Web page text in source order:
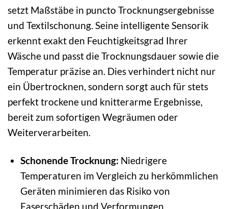
setzt Maßstäbe in puncto Trocknungsergebnisse
und Textilschonung. Seine intelligente Sensorik
erkennt exakt den Feuchtigkeitsgrad Ihrer
Wäsche und passt die Trocknungsdauer sowie die
Temperatur präzise an. Dies verhindert nicht nur
ein Übertrocknen, sondern sorgt auch für stets
perfekt trockene und knitterarme Ergebnisse,
bereit zum sofortigen Wegräumen oder
Weiterverarbeiten.
Schonende Trocknung: Niedrigere
Temperaturen im Vergleich zu herkömmlichen
Geräten minimieren das Risiko von
Faserschäden und Verformungen.